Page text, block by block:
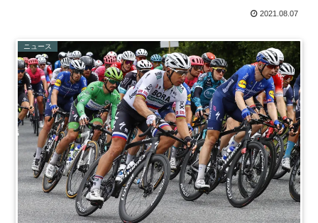
2021.08.07
ニュース